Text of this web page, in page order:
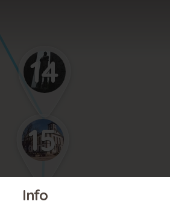
Info
15
14